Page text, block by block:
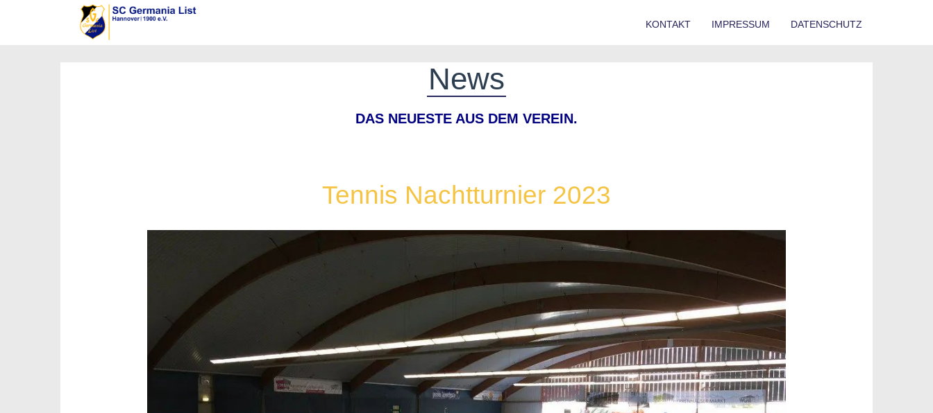
KONTAKT IMPRESSUM DATENSCHUTZ
News
DAS NEUESTE AUS DEM VEREIN.
Tennis Nachtturnier 2023